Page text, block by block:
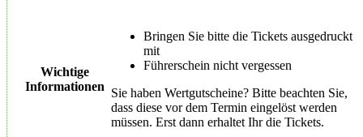
Wichtige
Informationen
Bringen Sie bitte die Tickets ausgedruckt
mit
Führerschein nicht vergessen
Sie haben Wertgutscheine? Bitte beachten Sie,
dass diese vor dem Termin eingelöst werden
müssen. Erst dann erhaltet Ihr die Tickets.